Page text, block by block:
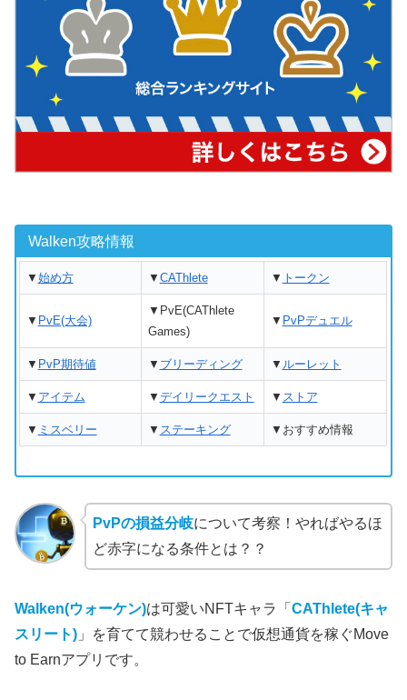
Walken攻略情報
▼ 始め方 ▼ CAThlete ▼ トークン
▼ PvE(大会)
▼PvE(CAThlete
Games)
▼ PvPデュエル
▼ PvP期待値 ▼ ブリーディング ▼ ルーレット
▼ アイテム ▼ デイリークエスト ▼ ストア
▼ ミスベリー ▼ ステーキング ▼おすすめ情報
PvPの損益分岐について考察！やればやるほ
ど赤字になる条件とは？？
Walken(ウォーケン)は可愛いNFTキャラ「 CAThlete(キャ
スリート) 」を育てて競わせることで仮想通貨を稼ぐMove
to Earnアプリです。